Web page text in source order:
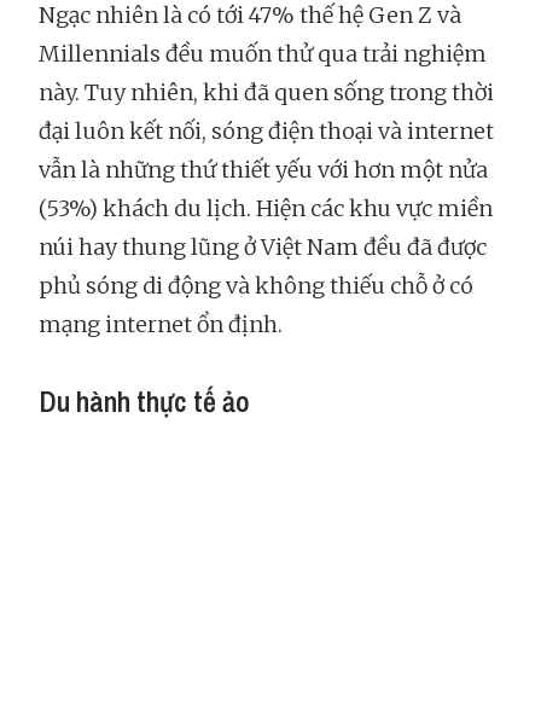
Ngạc nhiên là có tới 47% thế hệ Gen Z và
Millennials đều muốn thử qua trải nghiệm
này. Tuy nhiên, khi đã quen sống trong thời
đại luôn kết nối, sóng điện thoại và internet
vẫn là những thứ thiết yếu với hơn một nửa
(53%) khách du lịch. Hiện các khu vực miền
núi hay thung lũng ở Việt Nam đều đã được
phủ sóng di động và không thiếu chỗ ở có
mạng internet ổn định.
Du hành thực tế ảo